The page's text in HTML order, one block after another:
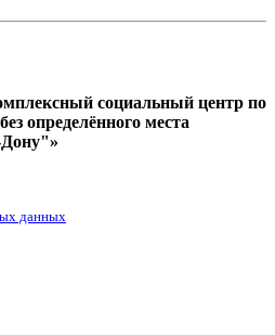
социальный центр по
определённого места
Дону"»
данных